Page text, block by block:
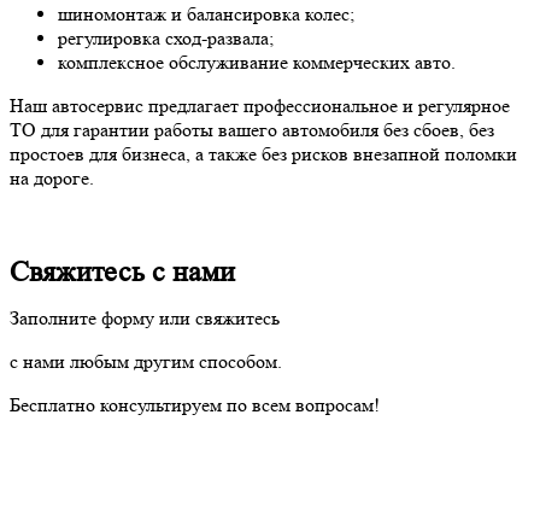
шиномонтаж и балансировка колес;
регулировка сход-развала;
комплексное обслуживание коммерческих авто.
Наш автосервис предлагает профессиональное и регулярное
ТО для гарантии работы вашего автомобиля без сбоев, без
простоев для бизнеса, а также без рисков внезапной поломки
на дороге.
Свяжитесь с нами
Заполните форму или свяжитесь
с нами любым другим способом.
Бесплатно консультируем по всем вопросам!